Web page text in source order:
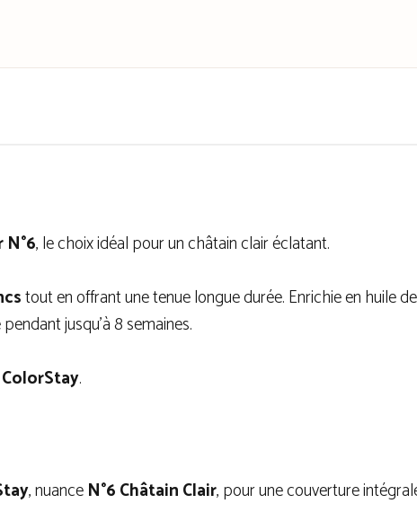
, le choix idéal pour un châtain clair éclatant.
tout en offrant une tenue longue durée. Enrichie en huile
jusqu’à 8 semaines.
.
, nuanceN°6 Châtain Clair, pour une couverture